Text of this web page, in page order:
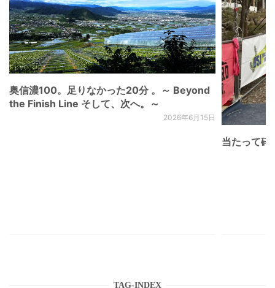
奥信濃100。足りなかった20分 。～ Beyond
the Finish Line そして、次へ。～
2026年6月15日
当たって砕
TAG-INDEX